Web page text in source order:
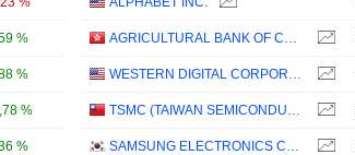
%
%
%
%